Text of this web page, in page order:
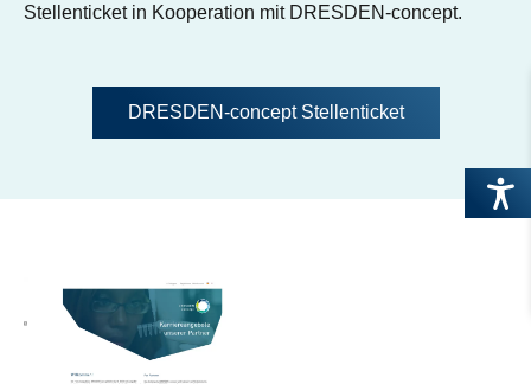
Stellenticket in Kooperation mit DRESDEN-concept.
DRESDEN-concept Stellenticket